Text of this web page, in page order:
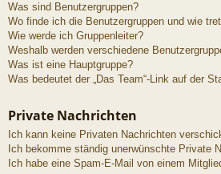
Was sind Benutzergruppen?
Wo finde ich die Benutzergruppen und wie
Wie werde ich Gruppenleiter?
Weshalb werden verschiedene
Was ist eine Hauptgruppe?
Was bedeutet der „Das Team“-Link auf der
Private Nachrichten
Ich kann keine Privaten Nachrichten
Ich bekomme ständig unerwünschte Private
Ich habe eine Spam-E-Mail von einem